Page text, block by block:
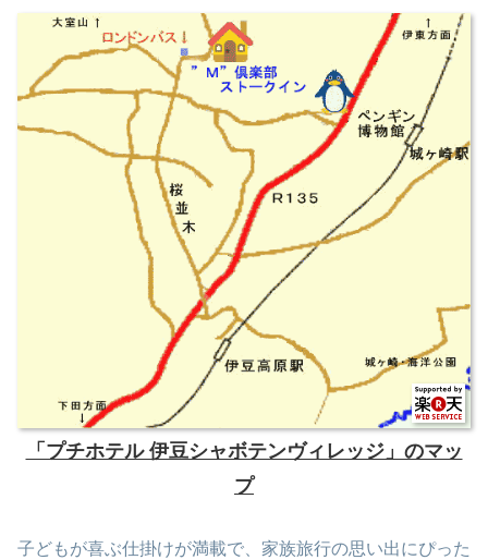
「プチホテル 伊豆シャボテンヴィレッジ」のマッ
プ
子どもが喜ぶ仕掛けが満載で、家族旅行の思い出にぴった